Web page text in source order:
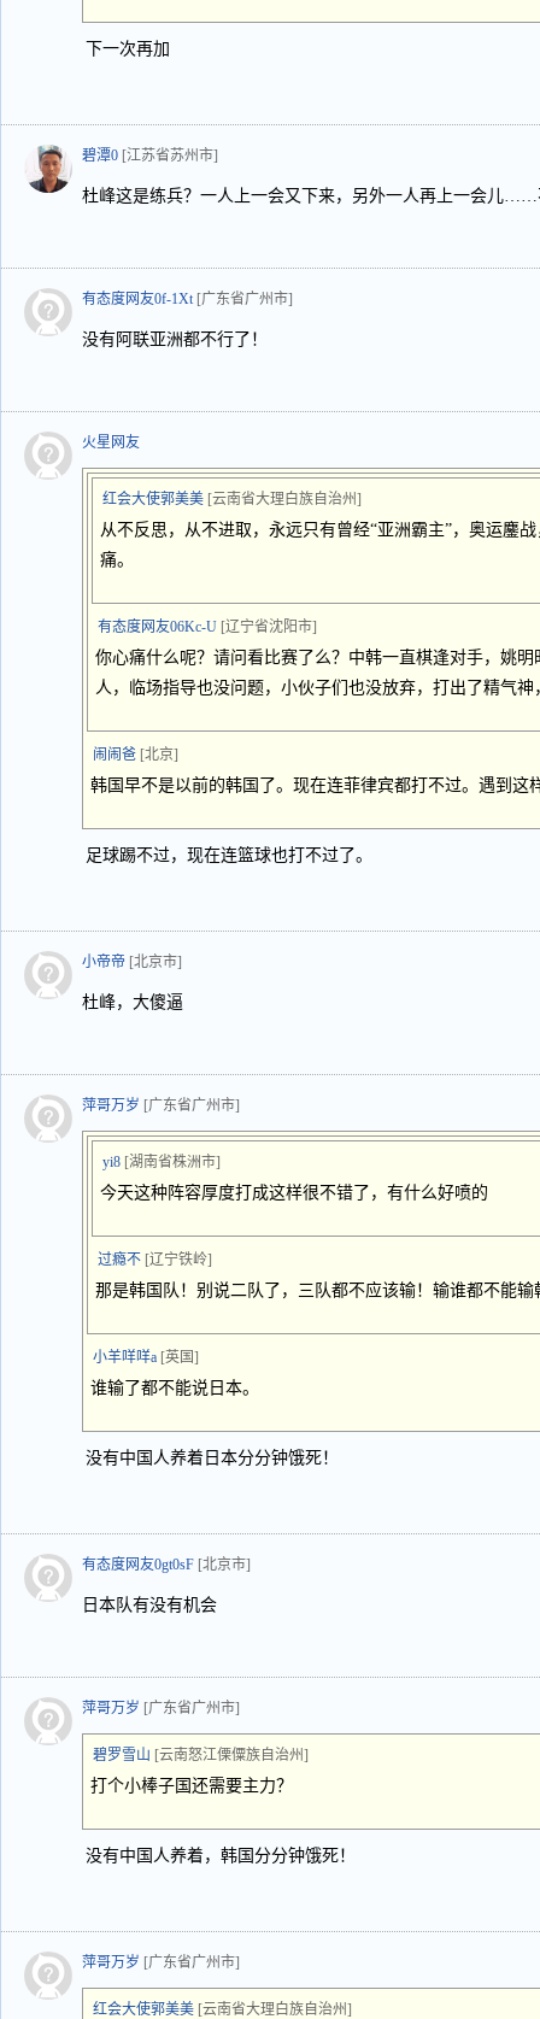
下一次再加
碧潭0 [江苏省苏州市]
杜峰这是练兵？一人上一会又下来，另外一人再上一会儿
有态度网友0f-1Xt [广东省广州市]
没有阿联亚洲都不行了！
火星网友
红会大使郭美美 [云南省大理白族自治州]
从不反思，从不进取，永远只有曾经“亚洲霸主”，奥运鏖
痛。
有态度网友06Kc-U [辽宁省沈阳市]
你心痛什么呢？请问看比赛了么？中韩一直棋逢对手，姚
人，临场指导也没问题，小伙子们也没放弃，打出了精气
闹闹爸 [北京]
韩国早不是以前的韩国了。现在连菲律宾都打不过。遇到
足球踢不过，现在连篮球也打不过了。
小帝帝 [北京市]
杜峰，大傻逼
萍哥万岁 [广东省广州市]
yi8 [湖南省株洲市]
今天这种阵容厚度打成这样很不错了，有什么好喷的
过瘾不 [辽宁铁岭]
那是韩国队！别说二队了，三队都不应该输！输谁都不能输
小羊咩咩a [英国]
谁输了都不能说日本。
没有中国人养着日本分分钟饿死！
有态度网友0gt0sF [北京市]
日本队有没有机会
萍哥万岁 [广东省广州市]
碧罗雪山 [云南怒江傈僳族自治州]
打个小棒子国还需要主力？
没有中国人养着，韩国分分钟饿死！
萍哥万岁 [广东省广州市]
红会大使郭美美 [云南省大理白族自治州]